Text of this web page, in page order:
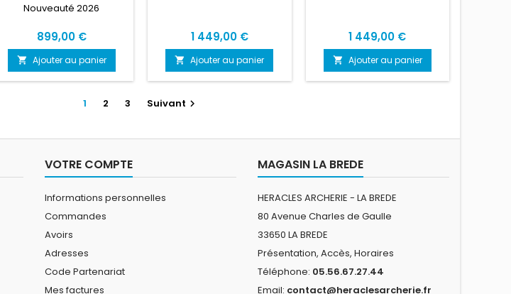
Nouveauté 2026
Prix
899,00 €
 Ajouter au panier
Prix
1 449,00 €
 Ajouter au panier
Prix
1 449,00 €
 Ajouter au panier
1 2 3 Suivant 
VOTRE COMPTE
Informations personnelles
Commandes
Avoirs
Adresses
Code Partenariat
Mes factures
MAGASIN LA BREDE
HERACLES ARCHERIE - LA BREDE
80 Avenue Charles de Gaulle
33650 LA BREDE
Présentation, Accès, Horaires
Téléphone: 05.56.67.27.44
Email: contact@heraclesarcherie.fr